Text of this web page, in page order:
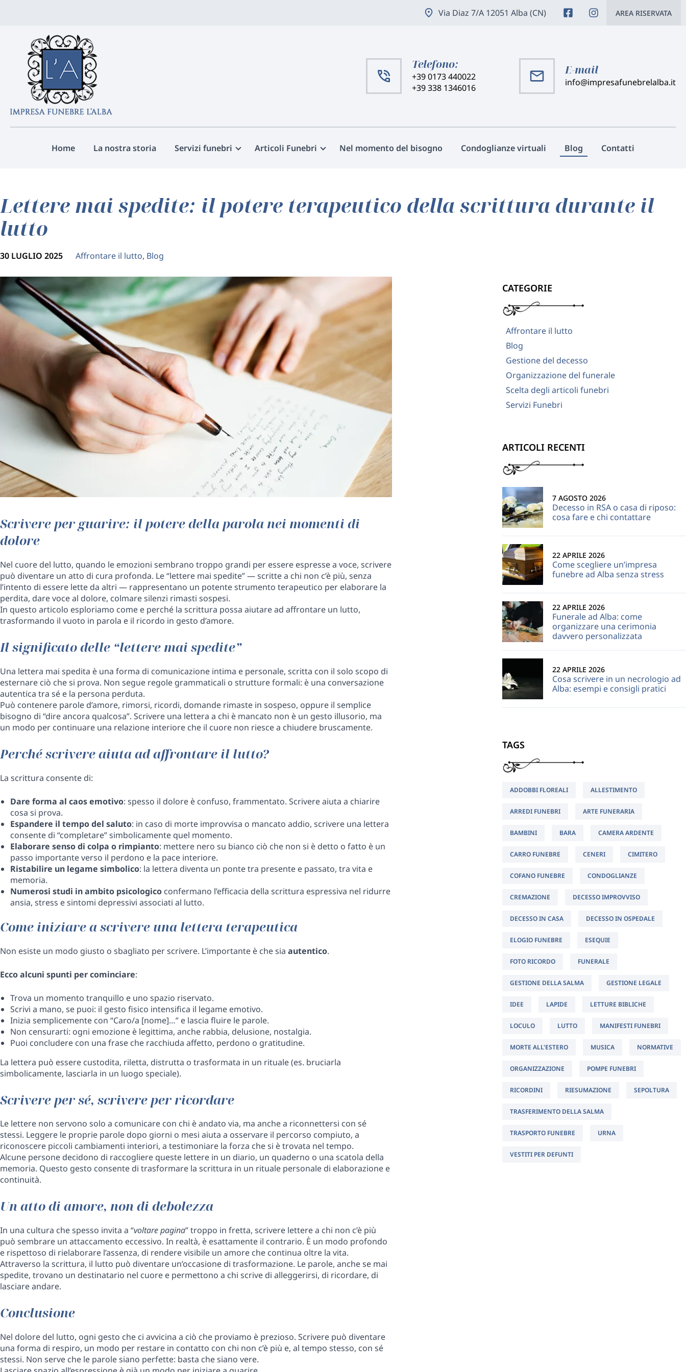
Via Diaz 7/A 12051 Alba (CN) AREA RISERVATA
Telefono:
+39 0173 440022
+39 338 1346016
E-mail
info@impresafunebrelalba.it
Home La nostra storia Servizi funebri Articoli Funebri Nel momento del bisogno Condoglianze virtuali Blog Contatti
Lettere mai spedite: il potere terapeutico della scrittura durante il
lutto
30 LUGLIO 2025 Affrontare il lutto, Blog
Scrivere per guarire: il potere della parola nei momenti di
dolore
Nel cuore del lutto, quando le emozioni sembrano troppo grandi per essere espresse a voce, scrivere
può diventare un atto di cura profonda. Le “lettere mai spedite” — scritte a chi non c’è più, senza
l’intento di essere lette da altri — rappresentano un potente strumento terapeutico per elaborare la
perdita, dare voce al dolore, colmare silenzi rimasti sospesi.
In questo articolo esploriamo come e perché la scrittura possa aiutare ad affrontare un lutto,
trasformando il vuoto in parola e il ricordo in gesto d’amore.
Il significato delle “lettere mai spedite”
Una lettera mai spedita è una forma di comunicazione intima e personale, scritta con il solo scopo di
esternare ciò che si prova. Non segue regole grammaticali o strutture formali: è una conversazione
autentica tra sé e la persona perduta.
Può contenere parole d’amore, rimorsi, ricordi, domande rimaste in sospeso, oppure il semplice
bisogno di “dire ancora qualcosa”. Scrivere una lettera a chi è mancato non è un gesto illusorio, ma
un modo per continuare una relazione interiore che il cuore non riesce a chiudere bruscamente.
Perché scrivere aiuta ad affrontare il lutto?
La scrittura consente di:
Dare forma al caos emotivo: spesso il dolore è confuso, frammentato. Scrivere aiuta a chiarire
cosa si prova.
Espandere il tempo del saluto: in caso di morte improvvisa o mancato addio, scrivere una lettera
consente di “completare” simbolicamente quel momento.
Elaborare senso di colpa o rimpianto: mettere nero su bianco ciò che non si è detto o fatto è un
passo importante verso il perdono e la pace interiore.
Ristabilire un legame simbolico: la lettera diventa un ponte tra presente e passato, tra vita e
memoria.
Numerosi studi in ambito psicologico confermano l’efficacia della scrittura espressiva nel ridurre
ansia, stress e sintomi depressivi associati al lutto.
Come iniziare a scrivere una lettera terapeutica
Non esiste un modo giusto o sbagliato per scrivere. L’importante è che sia autentico.
Ecco alcuni spunti per cominciare:
Trova un momento tranquillo e uno spazio riservato.
Scrivi a mano, se puoi: il gesto fisico intensifica il legame emotivo.
Inizia semplicemente con “Caro/a [nome]…” e lascia fluire le parole.
Non censurarti: ogni emozione è legittima, anche rabbia, delusione, nostalgia.
Puoi concludere con una frase che racchiuda affetto, perdono o gratitudine.
La lettera può essere custodita, riletta, distrutta o trasformata in un rituale (es. bruciarla
simbolicamente, lasciarla in un luogo speciale).
Scrivere per sé, scrivere per ricordare
Le lettere non servono solo a comunicare con chi è andato via, ma anche a riconnettersi con sé
stessi. Leggere le proprie parole dopo giorni o mesi aiuta a osservare il percorso compiuto, a
riconoscere piccoli cambiamenti interiori, a testimoniare la forza che si è trovata nel tempo.
Alcune persone decidono di raccogliere queste lettere in un diario, un quaderno o una scatola della
memoria. Questo gesto consente di trasformare la scrittura in un rituale personale di elaborazione e
continuità.
Un atto di amore, non di debolezza
In una cultura che spesso invita a “voltare pagina” troppo in fretta, scrivere lettere a chi non c’è più
può sembrare un attaccamento eccessivo. In realtà, è esattamente il contrario. È un modo profondo
e rispettoso di rielaborare l’assenza, di rendere visibile un amore che continua oltre la vita.
Attraverso la scrittura, il lutto può diventare un’occasione di trasformazione. Le parole, anche se mai
spedite, trovano un destinatario nel cuore e permettono a chi scrive di alleggerirsi, di ricordare, di
lasciare andare.
Conclusione
Nel dolore del lutto, ogni gesto che ci avvicina a ciò che proviamo è prezioso. Scrivere può diventare
una forma di respiro, un modo per restare in contatto con chi non c’è più e, al tempo stesso, con sé
stessi. Non serve che le parole siano perfette: basta che siano vere.
CATEGORIE
Affrontare il lutto
Blog
Gestione del decesso
Organizzazione del funerale
Scelta degli articoli funebri
Servizi Funebri
ARTICOLI RECENTI
Decesso in RSA o casa di riposo:
cosa fare e chi contattare
7 AGOSTO 2026
Come scegliere un’impresa
funebre ad Alba senza stress
22 APRILE 2026
Funerale ad Alba: come
organizzare una cerimonia
davvero personalizzata
22 APRILE 2026
Cosa scrivere in un necrologio ad
Alba: esempi e consigli pratici
22 APRILE 2026
TAGS
ADDOBBI FLOREALI ALLESTIMENTO
ARREDI FUNEBRI ARTE FUNERARIA
BAMBINI BARA CAMERA ARDENTE
CARRO FUNEBRE CENERI CIMITERO
COFANO FUNEBRE CONDOGLIANZE
CREMAZIONE DECESSO IMPROVVISO
DECESSO IN CASA DECESSO IN OSPEDALE
ELOGIO FUNEBRE ESEQUIE
FOTO RICORDO FUNERALE
GESTIONE DELLA SALMA GESTIONE LEGALE
IDEE LAPIDE LETTURE BIBLICHE
LOCULO LUTTO MANIFESTI FUNEBRI
MORTE ALL'ESTERO MUSICA NORMATIVE
ORGANIZZAZIONE POMPE FUNEBRI
RICORDINI RIESUMAZIONE SEPOLTURA
TRASFERIMENTO DELLA SALMA
TRASPORTO FUNEBRE URNA
VESTITI PER DEFUNTI